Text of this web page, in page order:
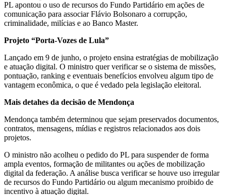
PL apontou o uso de recursos do Fundo Partidário em ações de
comunicação para associar Flávio Bolsonaro a corrupção,
criminalidade, milícias e ao Banco Master.
Projeto “Porta-Vozes de Lula”
Lançado em 9 de junho, o projeto ensina estratégias de mobilização
e atuação digital. O ministro quer verificar se o sistema de missões,
pontuação, ranking e eventuais benefícios envolveu algum tipo de
vantagem econômica, o que é vedado pela legislação eleitoral.
Mais detahes da decisão de Mendonça
Mendonça também determinou que sejam preservados documentos,
contratos, mensagens, mídias e registros relacionados aos dois
projetos.
O ministro não acolheu o pedido do PL para suspender de forma
ampla eventos, formação de militantes ou ações de mobilização
digital da federação. A análise busca verificar se houve uso irregular
de recursos do Fundo Partidário ou algum mecanismo proibido de
incentivo à atuação digital.